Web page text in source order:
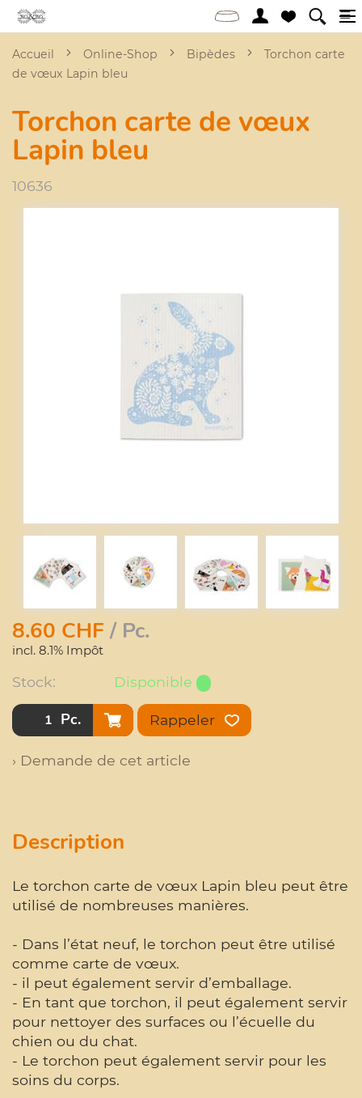
Accueil Online-Shop Bipèdes
Torchon carte
de vœux Lapin bleu
Torchon carte de vœux
Lapin bleu
10636
8.60 CHF/ Pc.
incl. 8.1% Impôt
Stock: Disponible
Pc. Rappeler
› Demande de cet article
Description
Le torchon carte de vœux Lapin bleu peut être
utilisé de nombreuses manières.
- Dans l’état neuf, le torchon peut être utilisé
comme carte de vœux.
- il peut également servir d’emballage.
- En tant que torchon, il peut également servir
pour nettoyer des surfaces ou l’écuelle du
chien ou du chat.
- Le torchon peut également servir pour les
soins du corps.